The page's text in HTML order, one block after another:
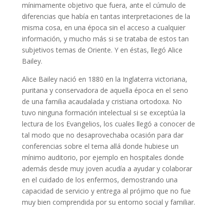
mínimamente objetivo que fuera, ante el cúmulo de
diferencias que había en tantas interpretaciones de la
misma cosa, en una época sin el acceso a cualquier
información, y mucho más si se trataba de estos tan
subjetivos temas de Oriente. Y en éstas, llegó Alice
Bailey.
Alice Bailey nació en 1880 en la Inglaterra victoriana,
puritana y conservadora de aquella época en el seno
de una familia acaudalada y cristiana ortodoxa. No
tuvo ninguna formación intelectual si se exceptúa la
lectura de los Evangelios, los cuales llegó a conocer de
tal modo que no desaprovechaba ocasión para dar
conferencias sobre el tema allá donde hubiese un
mínimo auditorio, por ejemplo en hospitales donde
además desde muy joven acudía a ayudar y colaborar
en el cuidado de los enfermos, demostrando una
capacidad de servicio y entrega al prójimo que no fue
muy bien comprendida por su entorno social y familiar.